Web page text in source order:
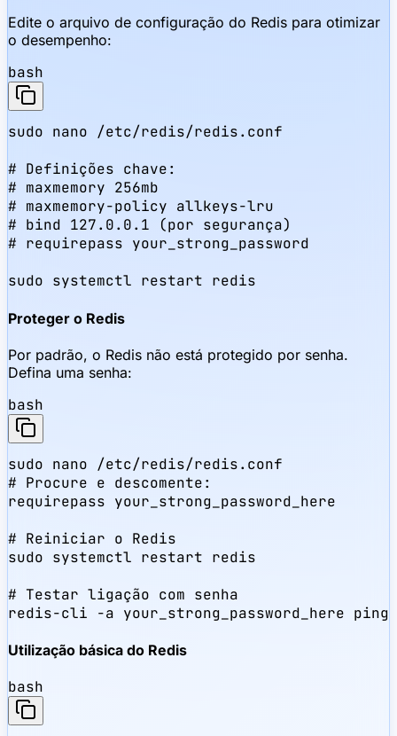
Edite o arquivo de configuração do Redis para otimizar
o desempenho:
bash
sudo nano /etc/redis/redis.conf
# Definições chave:
# maxmemory 256mb
# maxmemory-policy allkeys-lru
# bind 127.0.0.1 (por segurança)
# requirepass your_strong_password
sudo systemctl restart redis
Proteger o Redis
Por padrão, o Redis não está protegido por senha.
Defina uma senha:
bash
sudo nano /etc/redis/redis.conf
# Procure e descomente:
requirepass your_strong_password_here
# Reiniciar o Redis
sudo systemctl restart redis
# Testar ligação com senha
redis-cli -a your_strong_password_here ping
Utilização básica do Redis
bash